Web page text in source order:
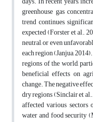
greenhouse gas
trend continues,
expected (Forster et al.,
neutral, or even
each region (Janjua,
regions of the world,
beneficial effects on
change. The negative
dry regions (Sinclair et
affected various
water and food security